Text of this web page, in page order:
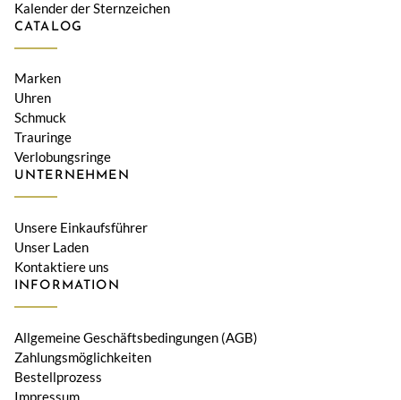
Kalender der Sternzeichen
CATALOG
Marken
Uhren
Schmuck
Trauringe
Verlobungsringe
UNTERNEHMEN
Unsere Einkaufsführer
Unser Laden
Kontaktiere uns
INFORMATION
Allgemeine Geschäftsbedingungen (AGB)
Zahlungsmöglichkeiten
Bestellprozess
Impressum